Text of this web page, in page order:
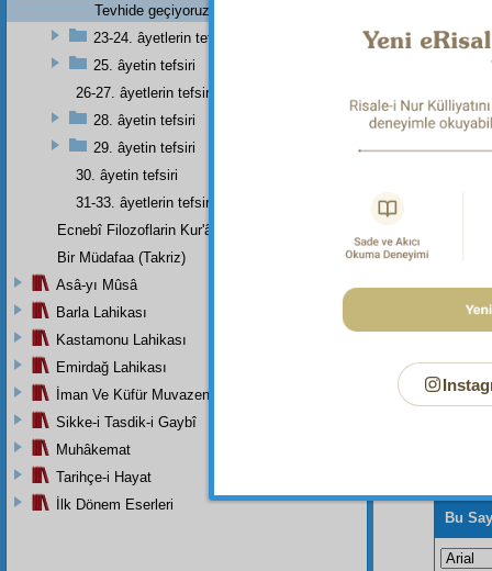
Dipnot-1
"Sizin
Dipnot-2
Bu
Tevhide geçiyoruz:
23-24. âyetlerin tefsiri
25. âyetin tefsiri
26-27. âyetlerin tefsiri
28. âyetin tefsiri
29. âyetin tefsiri
30. âyetin tefsiri
31-33. âyetlerin tefsiri
Ecnebî Filozoflarin Kur'ân'i Tasdiklerine Dair Şehadetleri
Bir Müdafaa (Takriz)
Asâ-yı Mûsâ
Barla Lahikası
Kastamonu Lahikası
Emirdağ Lahikası
İman Ve Küfür Muvazeneleri
Sikke-i Tasdik-i Gaybî
Muhâkemat
Tarihçe-i Hayat
İlk Dönem Eserleri